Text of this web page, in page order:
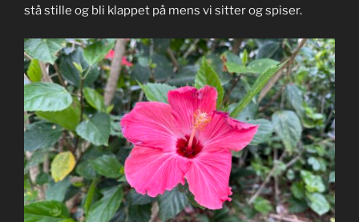
stå stille og bli klappet på mens vi sitter og spiser.